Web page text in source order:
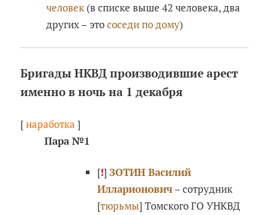
человек(в списке выше 42 человека, два
других – этососеди по дому)
Бригады НКВД производившие арест
именно в ночь на 1 декабря
[наработка ]
Пара №1
[!] ЗОТИН Василий
Илларионович– сотрудник
[тюрьмы] Томского ГО УНКВД